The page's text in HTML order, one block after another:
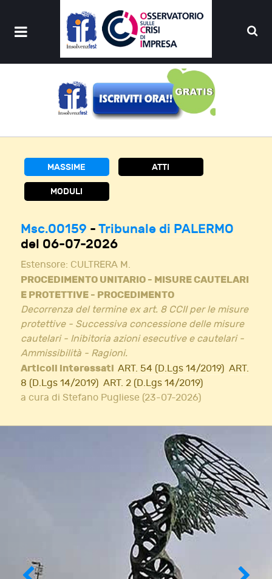
MASSIME ATTI
MODULI
Msc.00159 - Tribunale di PALERMO
del 06-07-2026
Estensore: CULTRERA M.
PROCEDIMENTO UNITARIO - MISURE CAUTELARI
E PROTETTIVE - PROCEDIMENTO
Decorrenza del termine ex art. 8 CCII per le misure
protettive - Successiva concessione delle misure
cautelari - Inibitoria azioni esecutive e cautelari -
Ammissibilità - Ragioni.
Articoli interessati ART. 54 (D.Lgs 14/2019) ART.
8 (D.Lgs 14/2019) ART. 2 (D.Lgs 14/2019)
a cura di Stefano Pugliese (23-07-2026)